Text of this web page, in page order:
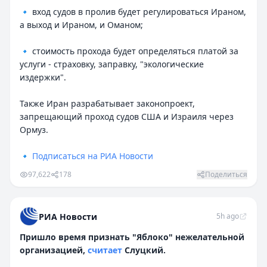
🔹 вход судов в пролив будет регулироваться Ираном,
а выход и Ираном, и Оманом;
🔹 стоимость прохода будет определяться платой за
услуги - страховку, заправку, "экологические
издержки".
Также Иран разрабатывает законопроект,
запрещающий проход судов США и Израиля через
Ормуз.
🔹 Подписаться на РИА Новости
97,622 178 Поделиться
РИА Новости 5h ago
Пришло время признать "Яблоко" нежелательной
организацией, считает Слуцкий.